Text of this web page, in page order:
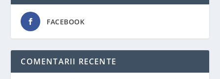
FACEBOOK
COMENTARII RECENTE